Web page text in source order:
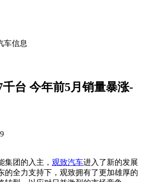
车信息
台 今年前5月销量暴涨-
集团的入主， 观致汽车进入了新的发展
的全力支持下，观致拥有了更加雄厚的